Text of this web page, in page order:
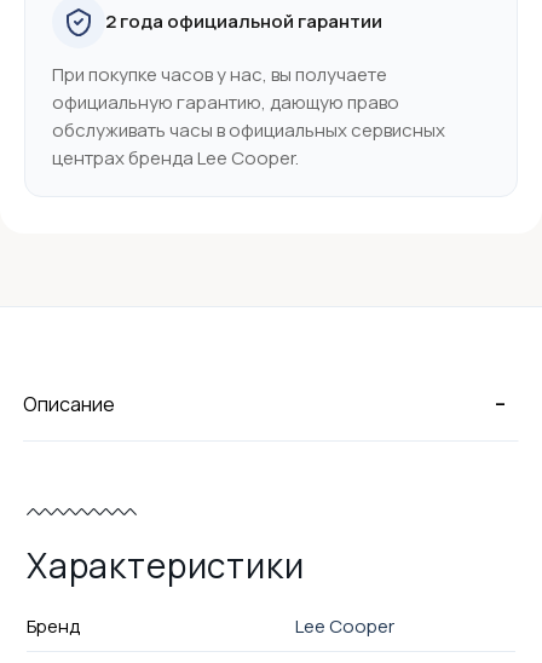
2 года официальной гарантии
При покупке часов у нас, вы получаете
официальную гарантию, дающую право
обслуживать часы в официальных сервисных
центрах бренда Lee Cooper.
-
Описание
Характеристики
Бренд
Lee Cooper